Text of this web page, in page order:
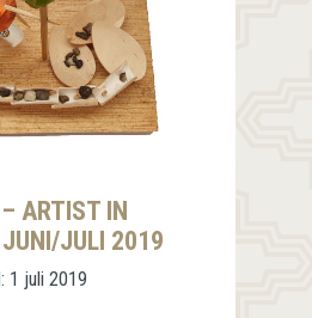
ARTIST IN
JUNI/JULI 2019
1 juli 2019